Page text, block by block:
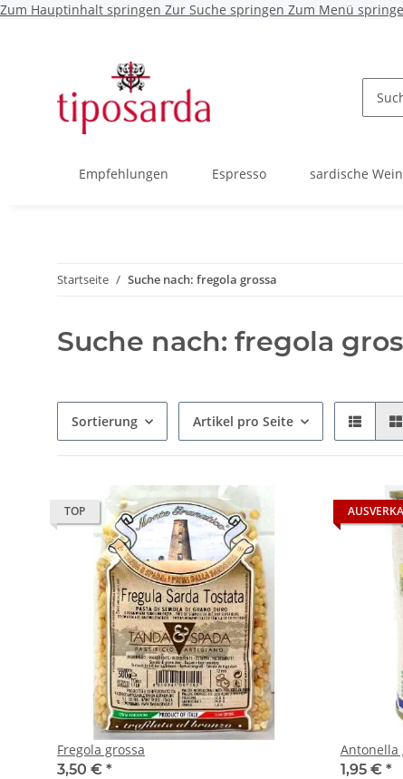
Zum Hauptinhalt springen Zur Suche springen Zum Menü
Empfehlungen Espresso sardische
Startseite Suche nach: fregola grossa
Suche nach: fregola
Sortierung Artikel pro Seite
TOP
Fregola grossa
3,50 € *
Antonella
1,95 € *